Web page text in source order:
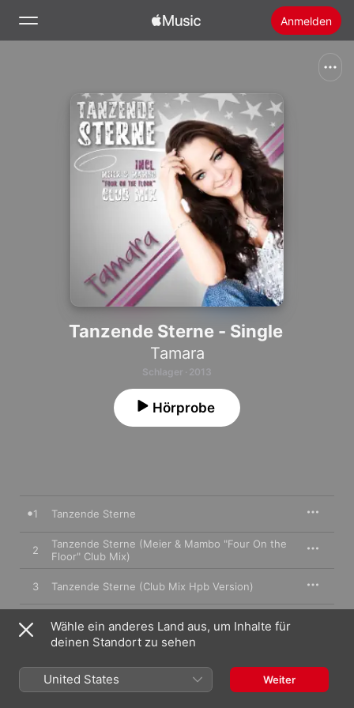
Anmelden
Startseite
Apple Music installieren
Tanzende Sterne - Single
Tamara
Schlager · 2013
Hörprobe
1 Tanzende Sterne
2
Tanzende Sterne (Meier & Mambo "Four On the
Floor" Club Mix)
3 Tanzende Sterne (Club Mix Hpb Version)
17. Mai 2013
℗ 2013 A45 music
Wähle ein anderes Land aus, um Inhalte für
deinen Standort zu sehen
United States Weiter